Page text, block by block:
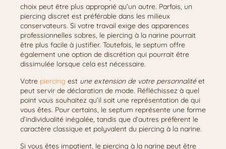
choix peut être plus approprié qu’un autre. Parfois, un
piercing discret est préférable dans les milieux
conservateurs. Si votre travail exige des apparences
professionnelles sobres, le piercing à la narine pourrait
être plus facile à justifier. Toutefois, le septum offre
également une option de discrétion qui pourrait être
dissimulée lorsque cela est nécessaire.
Votre piercing est une extension de votre personnalitéet
peut servir de déclaration de mode. Réfléchissez à quel
point vous souhaitez qu’il soit une représentation de qui
vous êtes. Pour certains, le septum représente une forme
d’individualité inégalée, tandis que d’autres préfèrent le
caractère classique et polyvalent du piercing à la narine.
Si vous êtes impatient, le piercing à la narine peut être